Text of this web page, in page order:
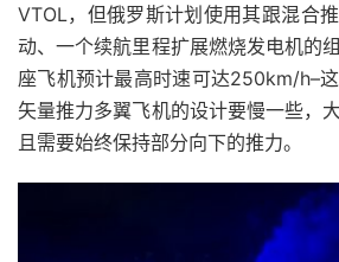
VTOL，但俄罗斯计划使用其跟混合
动、一个续航里程扩展燃烧发电机的
座飞机预计最高时速可达250km/h–
矢量推力多翼飞机的设计要慢一些，
且需要始终保持部分向下的推力。